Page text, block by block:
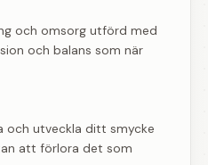
och omsorg utförd med
och balans som när
och utveckla ditt smycke
att förlora det som